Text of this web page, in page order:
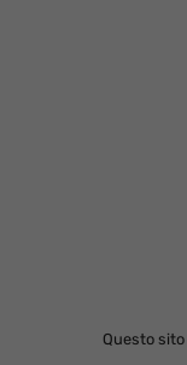
Questo